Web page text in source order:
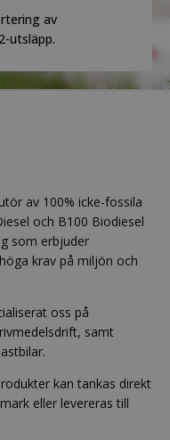
av
utsläpp.
av 100% icke-fossila
och B100 Biodiesel
som erbjuder
krav på miljön och
oss på
samt
kan tankas direkt
eller levereras till